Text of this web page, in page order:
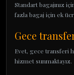
Standart bagajınız
fazla bagaj için ek
Gece
Evet, gece transferi
hizmet sunmaktayız.